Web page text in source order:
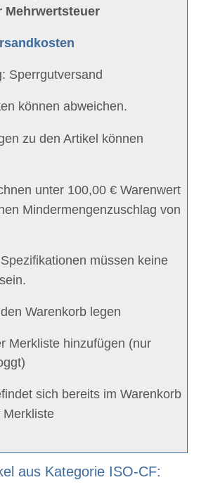
Mehrwertsteuer
Sperrgutversand
können abweichen.
zu den Artikel können
unter 100,00 € Warenwert
Mindermengenzuschlag von
müssen keine
Warenkorb legen
Merkliste hinzufügen (nur
sich bereits im Warenkorb
Merkliste
aus Kategorie ISO-CF: